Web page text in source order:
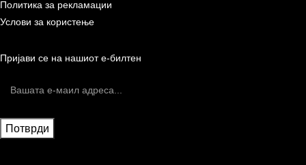
Политика за рекламации
Услови за користење
Пријави се на нашиот е-билтен